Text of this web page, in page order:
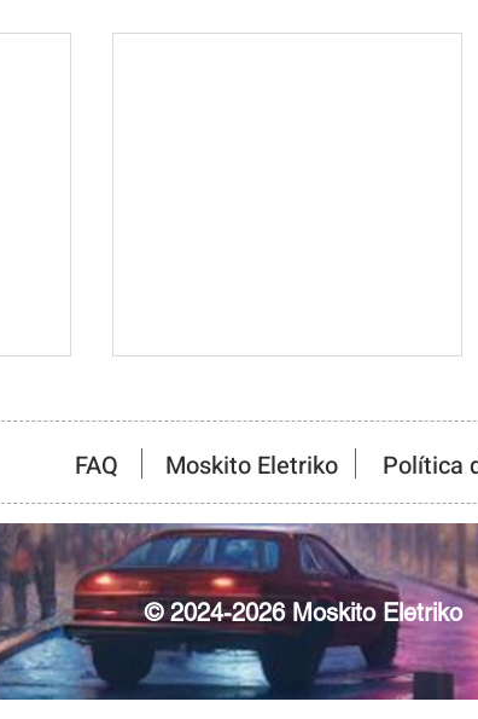
WipEout 2097. O encontro
entre música eletrônica e
videogame
FAQ Moskito Eletriko Política
© 2024-2026 Moskito Eletriko